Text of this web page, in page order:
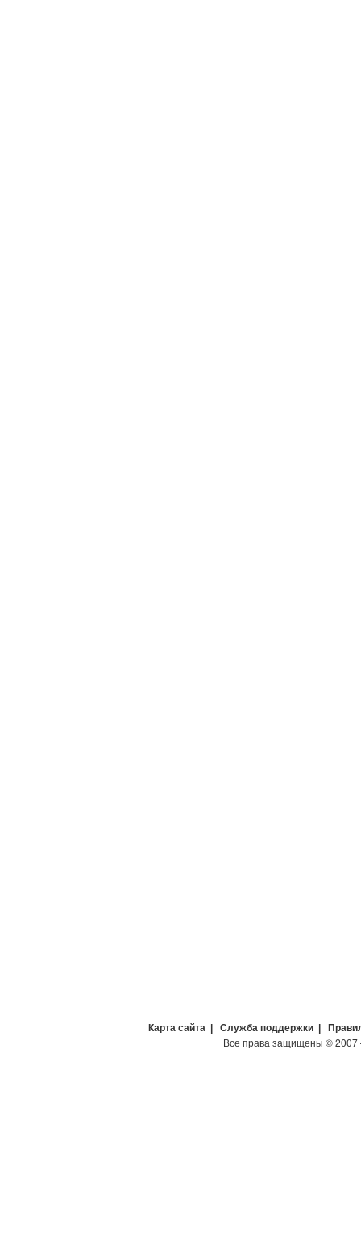
Карта сайта | Служба поддержки |
Все права защищены ©2007